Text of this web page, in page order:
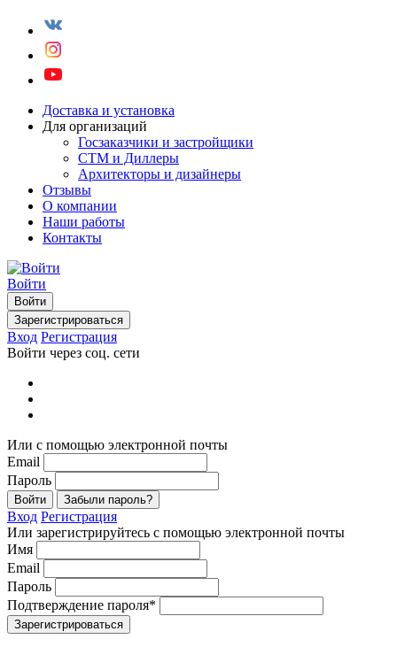
Доставка и установка
Для организаций
Госзаказчики и застройщики
СТМ и Диллеры
Архитекторы и дизайнеры
Отзывы
О компании
Наши работы
Контакты
Войти
Войти
Зарегистрироваться
Вход Регистрация
Войти через соц. сети
Или с помощью электронной почты
Email
Пароль
Войти Забыли пароль?
Вход Регистрация
Или зарегистрируйтесь с помощью электронной почты
Имя
Email
Пароль
Подтверждение пароля*
Зарегистрироваться